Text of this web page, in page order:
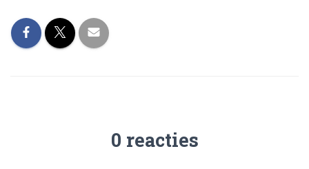
0 reacties